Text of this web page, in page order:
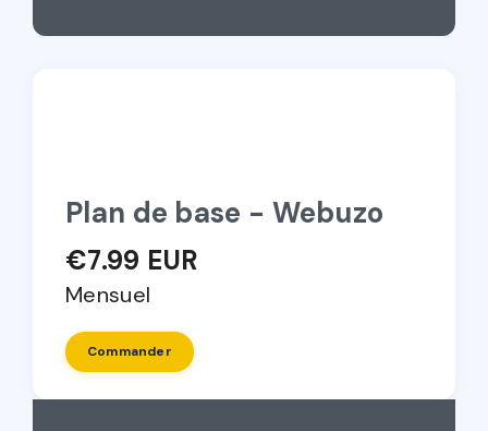
Plan de base - Webuzo
€7.99 EUR
Mensuel
Commander